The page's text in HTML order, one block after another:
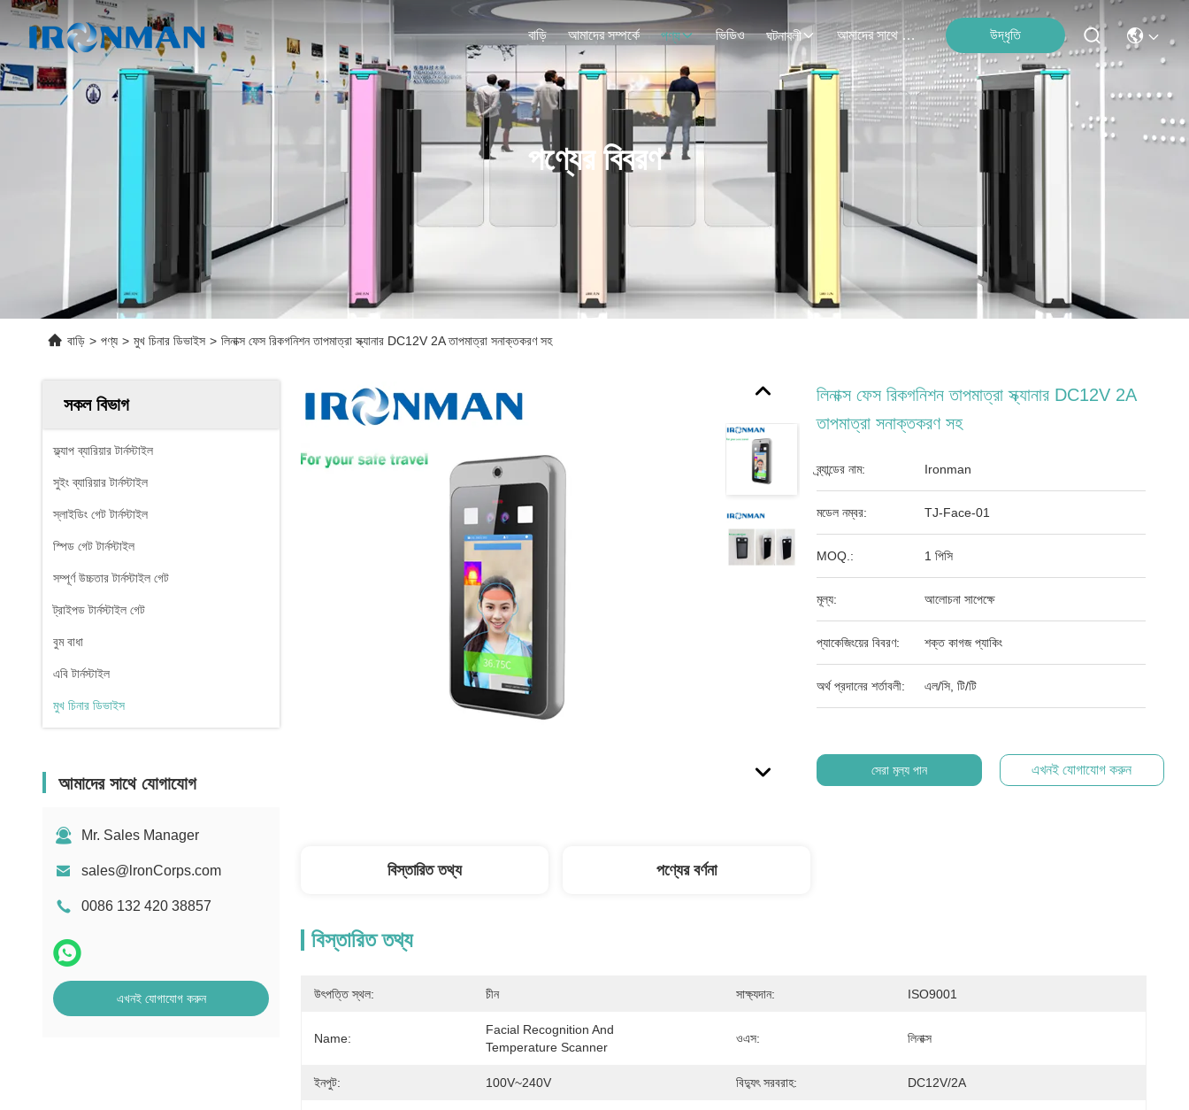
বাড়ি আমাদের সম্পর্কে পণ্য ভিডিও ঘটনাবলী আমাদের সাথে যোগাযোগ উদ্ধৃতি
পণ্যের বিবরণ
বাড়ি > পণ্য > মুখ চিনার ডিভাইস > লিনাক্স ফেস রিকগনিশন তাপমাত্রা স্ক্যানার DC12V 2A তাপমাত্রা সনাক্তকরণ সহ
সকল বিভাগ
ফ্ল্যাপ ব্যারিয়ার টার্নস্টাইল
সুইং ব্যারিয়ার টার্নস্টাইল
স্লাইডিং গেট টার্নস্টাইল
স্পিড গেট টার্নস্টাইল
সম্পূর্ণ উচ্চতার টার্নস্টাইল গেট
ট্রাইপড টার্নস্টাইল গেট
বুম বাধা
এবি টার্নস্টাইল
মুখ চিনার ডিভাইস
আমাদের সাথে যোগাযোগ
Mr. Sales Manager
sales@lronCorps.com
0086 132 420 38857
এখনই যোগাযোগ করুন
লিনাক্স ফেস রিকগনিশন তাপমাত্রা স্ক্যানার DC12V 2A
তাপমাত্রা সনাক্তকরণ সহ
ব্র্যান্ডের নাম: Ironman
মডেল নম্বর: TJ-Face-01
MOQ.: 1 পিসি
মূল্য: আলোচনা সাপেক্ষে
প্যাকেজিংয়ের বিবরণ: শক্ত কাগজ প্যাকিং
অর্থ প্রদানের শর্তাবলী: এল/সি, টি/টি
সেরা মূল্য পান এখনই যোগাযোগ করুন
বিস্তারিত তথ্য পণ্যের বর্ণনা
বিস্তারিত তথ্য
উৎপত্তি স্থল: চীন সাক্ষ্যদান: ISO9001
Name:
Facial Recognition And
Temperature Scanner
ওএস: লিনাক্স
ইনপুট: 100V~240V বিদ্যুৎ সরবরাহ: DC12V/2A